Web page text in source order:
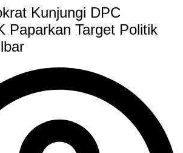
Kunjungi DPC
Paparkan Target Politik